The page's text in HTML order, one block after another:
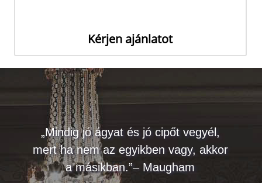
Kérjen ajánlatot
„Mindig jó ágyat és jó cipőt vegyél,
mert ha nem az egyikben vagy, akkor
a másikban.”– Maugham